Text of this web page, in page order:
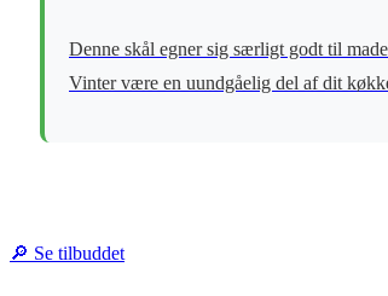
Denne skål egner sig særligt godt til
Vinter være en uundgåelig del af dit
🔎 Se tilbuddet